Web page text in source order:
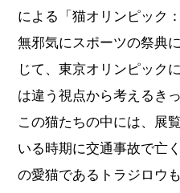
による「猫オリンピック
無邪気にスポーツの祭典
じて、東京オリンピック
は違う視点から考えるき
この猫たちの中には、展
いる時期に交通事故で亡
の愛猫であるトラジロウ